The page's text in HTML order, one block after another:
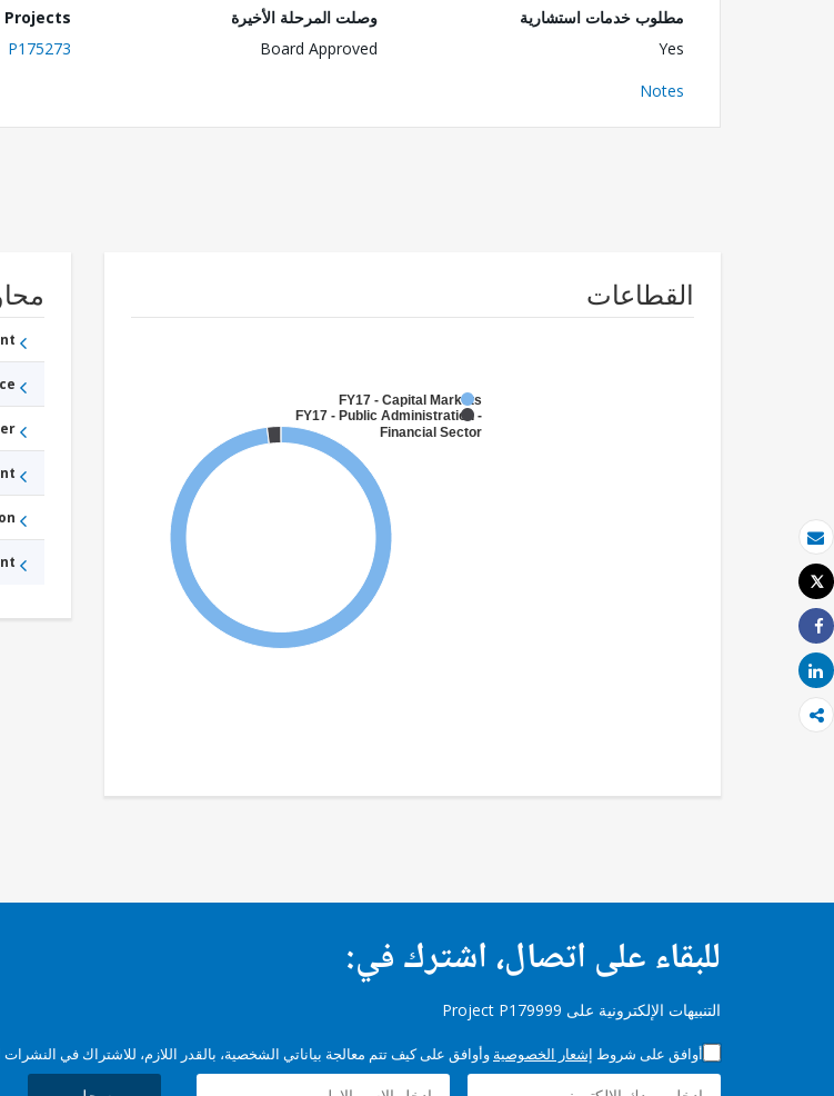
بريد الكتروني
طباعة
Tweet
Share
Share
مطلوب خدمات استشارية
Yes
وصلت المرحلة الأخيرة
Board Approved
Projects
P175273
Notes
القطاعات
FY17 - Capital Markets
FY17 - Public Administration -
Financial Sector
للبقاء على اتصال، اشترك في:
التنبيهات الإلكترونية على Project P179999
أوافق على شروط إشعار الخصوصية وأوافق على كيف تتم معالجة بياناتي الشخصية، بالقدر اللازم، للاشتراك في النشرات